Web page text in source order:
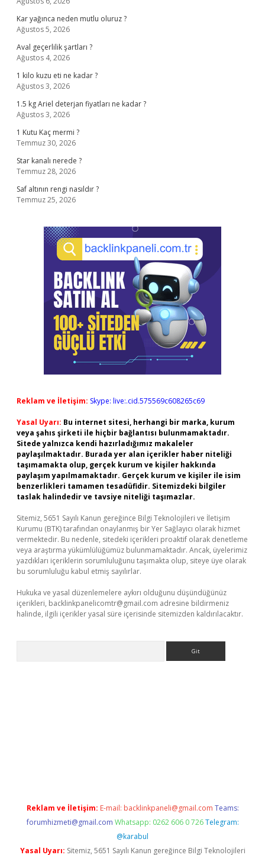
Kar yağınca neden mutlu oluruz ?
Ağustos 5, 2026
Aval geçerlilik şartları ?
Ağustos 4, 2026
1 kilo kuzu eti ne kadar ?
Ağustos 3, 2026
1.5 kg Ariel deterjan fiyatları ne kadar ?
Ağustos 3, 2026
1 Kutu Kaç mermi ?
Temmuz 30, 2026
Star kanalı nerede ?
Temmuz 28, 2026
Saf altının rengi nasıldır ?
Temmuz 25, 2026
Reklam ve İletişim: Skype: live:.cid.575569c608265c69
Yasal Uyarı: Bu internet sitesi, herhangi bir marka, kurum
veya şahıs şirketi ile hiçbir bağlantısı bulunmamaktadır.
Sitede yalnızca kendi hazırladığımız makaleler
paylaşılmaktadır. Burada yer alan içerikler haber niteliği
taşımamakta olup, gerçek kurum ve kişiler hakkında
paylaşım yapılmamaktadır. Gerçek kurum ve kişiler ile isim
benzerlikleri tamamen tesadüfidir. Sitemizdeki bilgiler
taslak halindedir ve tavsiye niteliği taşımazlar.
Sitemiz, 5651 Sayılı Kanun gereğince Bilgi Teknolojileri ve İletişim
Kurumu (BTK) tarafından onaylanmış bir Yer Sağlayıcı olarak hizmet
vermektedir. Bu nedenle, sitedeki içerikleri proaktif olarak denetleme
veya araştırma yükümlülüğümüz bulunmamaktadır. Ancak, üyelerimiz
yazdıkları içeriklerin sorumluluğunu taşımakta olup, siteye üye olarak
bu sorumluluğu kabul etmiş sayılırlar.
Hukuka ve yasal düzenlemelere aykırı olduğunu düşündüğünüz
içerikleri, backlinkpanelicomtr@gmail.com adresine bildirmeniz
halinde, ilgili içerikler yasal süre içerisinde sitemizden kaldırılacaktır.
Reklam ve İletişim: E-mail: backlinkpaneli@gmail.com Teams:
forumhizmeti@gmail.com Whatsapp: 0262 606 0 726 Telegram:
@karabul
Yasal Uyarı: Sitemiz, 5651 Sayılı Kanun gereğince Bilgi Teknolojileri